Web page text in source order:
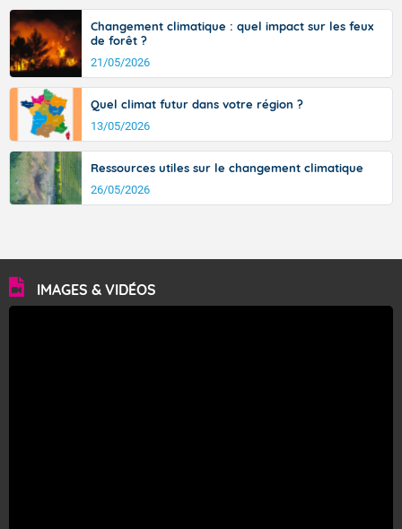
Changement climatique : quel impact sur les feux
de forêt ?
21/05/2026
Quel climat futur dans votre région ?
13/05/2026
Ressources utiles sur le changement climatique
26/05/2026
IMAGES & VIDÉOS